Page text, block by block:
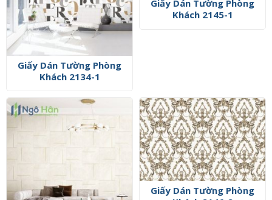
Giấy Dán Tường Phòng
Khách 2134-1
Giấy Dán Tường Phòng
Khách 2145-1
Giấy Dán Tường Phòng